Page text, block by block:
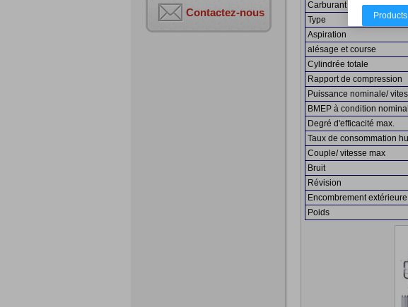
Contactez-nous
Carburant
Type
Aspiration
alésage et course
Cylindrée totale
Rapport de compression
Puissance nominale/
BMEP à condition
Degré d'efficacité max.
Taux de consommation
Couple/ vitesse max
Bruit
Révision
Encombrement extérieure
Poids
Products